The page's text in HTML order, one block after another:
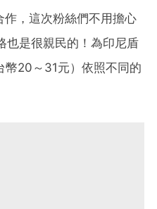
作，這次粉絲們不用擔心
也是很親民的！為印尼盾
20～31元）依照不同的